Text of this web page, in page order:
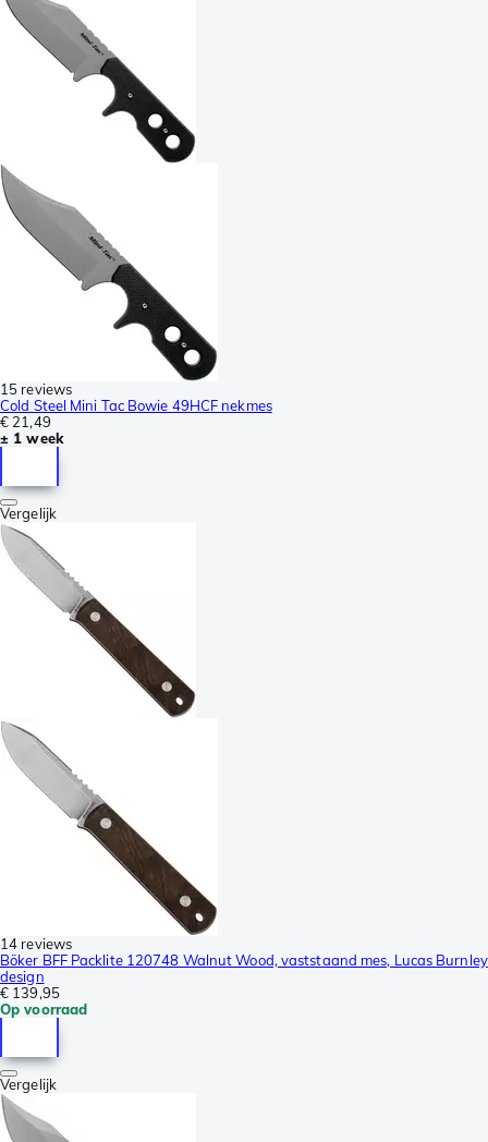
15 reviews
Cold Steel Mini Tac Bowie 49HCF nekmes
€ 21,49
± 1 week
Vergelijk
14 reviews
Böker BFF Packlite 120748 Walnut Wood, vaststaand mes, Lucas Burnley
design
€ 139,95
Op voorraad
Vergelijk